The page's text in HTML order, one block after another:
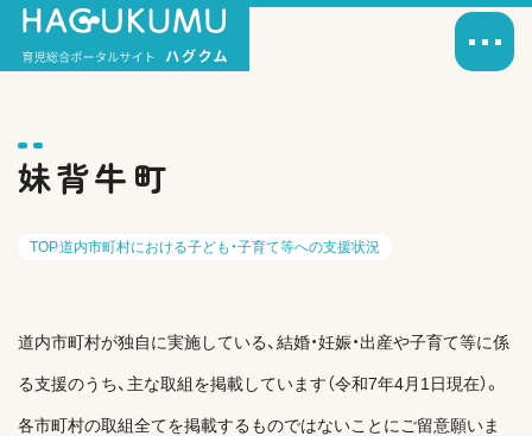
妹背牛町
TOP道内市町村における子ども・子育て等への支援状況
道内市町村が独自に実施している、結婚・妊娠・出産や子育て等に係
る支援のうち、主な取組を掲載しています（令和7年4月1日現在）。
各市町村の取組全てを掲載するものではないことにご留意願いま